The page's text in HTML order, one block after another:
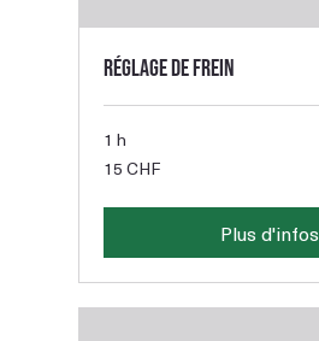
Réglage de frein
1 h
15
francs
15 CHF
Plus d'infos